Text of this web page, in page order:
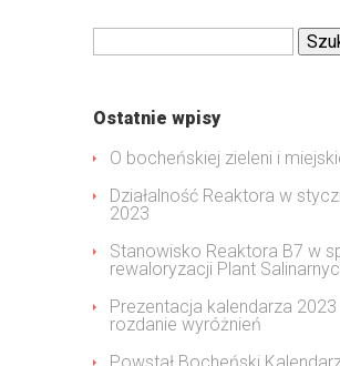
Szukaj:
Ostatnie wpisy
O bocheńskiej zieleni i
Działalność Reaktora w
2023
Stanowisko Reaktora B7 w
rewaloryzacji Plant
Prezentacja kalendarza
rozdanie wyróżnień